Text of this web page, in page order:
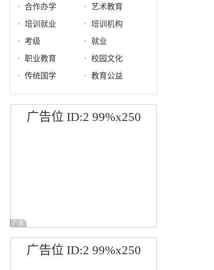
合作办学 艺术教育
培训就业 培训机构
考级 就业
职业教育 校园文化
传统国学 教育公益
广告位 ID:2 99%x250
广告
广告位 ID:2 99%x250